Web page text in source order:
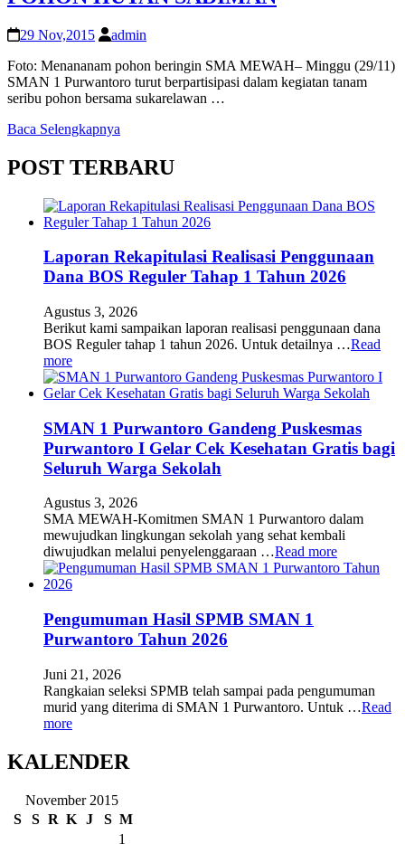
29 Nov,2015
admin
Foto: Menananam pohon beringin SMA MEWAH– Minggu (29/11)
SMAN 1 Purwantoro turut berpartisipasi dalam kegiatan tanam
seribu pohon bersama sukarelawan …
Baca Selengkapnya
POST TERBARU
Laporan Rekapitulasi Realisasi Penggunaan
Dana BOS Reguler Tahap 1 Tahun 2026
Agustus 3, 2026
Berikut kami sampaikan laporan realisasi penggunaan dana
BOS Reguler tahap 1 tahun 2026. Untuk detailnya …Read
more
SMAN 1 Purwantoro Gandeng Puskesmas
Purwantoro I Gelar Cek Kesehatan Gratis bagi
Seluruh Warga Sekolah
Agustus 3, 2026
SMA MEWAH-Komitmen SMAN 1 Purwantoro dalam
mewujudkan lingkungan sekolah yang sehat kembali
diwujudkan melalui penyelenggaraan …Read more
Pengumuman Hasil SPMB SMAN 1
Purwantoro Tahun 2026
Juni 21, 2026
Rangkaian seleksi SPMB telah sampai pada pengumuman
murid yang diterima di SMAN 1 Purwantoro. Untuk …Read
more
KALENDER
November 2015
S
S R K J S M
1